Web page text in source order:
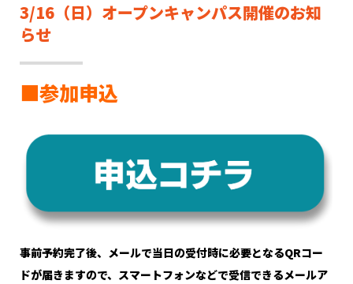
3/16（日）オープンキャンパス開催のお知
らせ
■参加申込
事前予約完了後、メールで当日の受付時に必要となるQRコー
ドが届きますので、スマートフォンなどで受信できるメールア